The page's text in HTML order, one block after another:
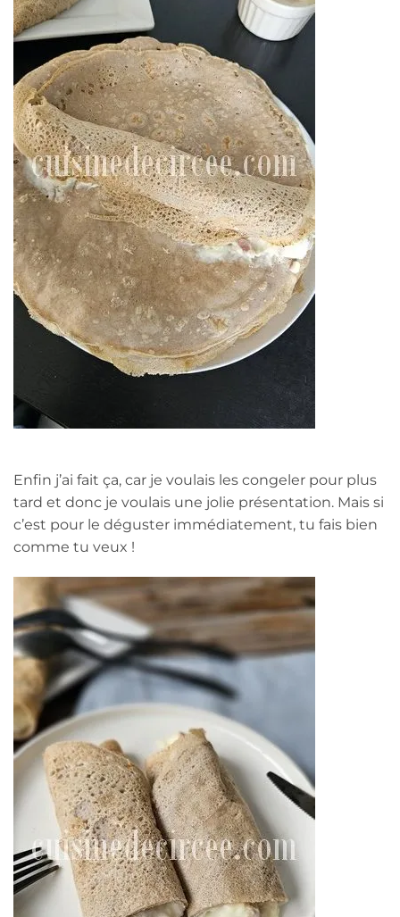
Enfin j’ai fait ça, car je voulais les congeler pour plus
tard et donc je voulais une jolie présentation. Mais si
c’est pour le déguster immédiatement, tu fais bien
comme tu veux !